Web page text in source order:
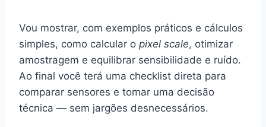
Vou mostrar, com exemplos práticos e cálculos
simples, como calcular o pixel scale, otimizar
amostragem e equilibrar sensibilidade e ruído.
Ao final você terá uma checklist direta para
comparar sensores e tomar uma decisão
técnica — sem jargões desnecessários.